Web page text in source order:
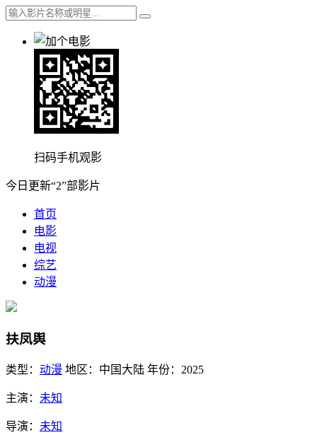
扫码手机观影
今日更新“2”部影片
首页
电影
电视
综艺
动漫
扶凤舆
类型： 动漫 地区： 中国大陆 年份： 2025
主演： 未知
导演： 未知